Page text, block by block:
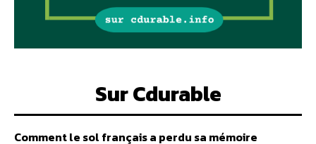
Sur Cdurable
Comment le sol français a perdu sa mémoire